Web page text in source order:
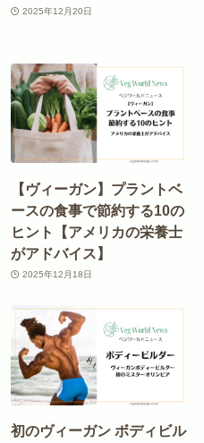
2025年12月20日
【ヴィーガン】プラントベ
ースの食事で節約する10の
ヒント【アメリカの栄養士
がアドバイス】
2025年12月18日
初のヴィーガン ボディビル